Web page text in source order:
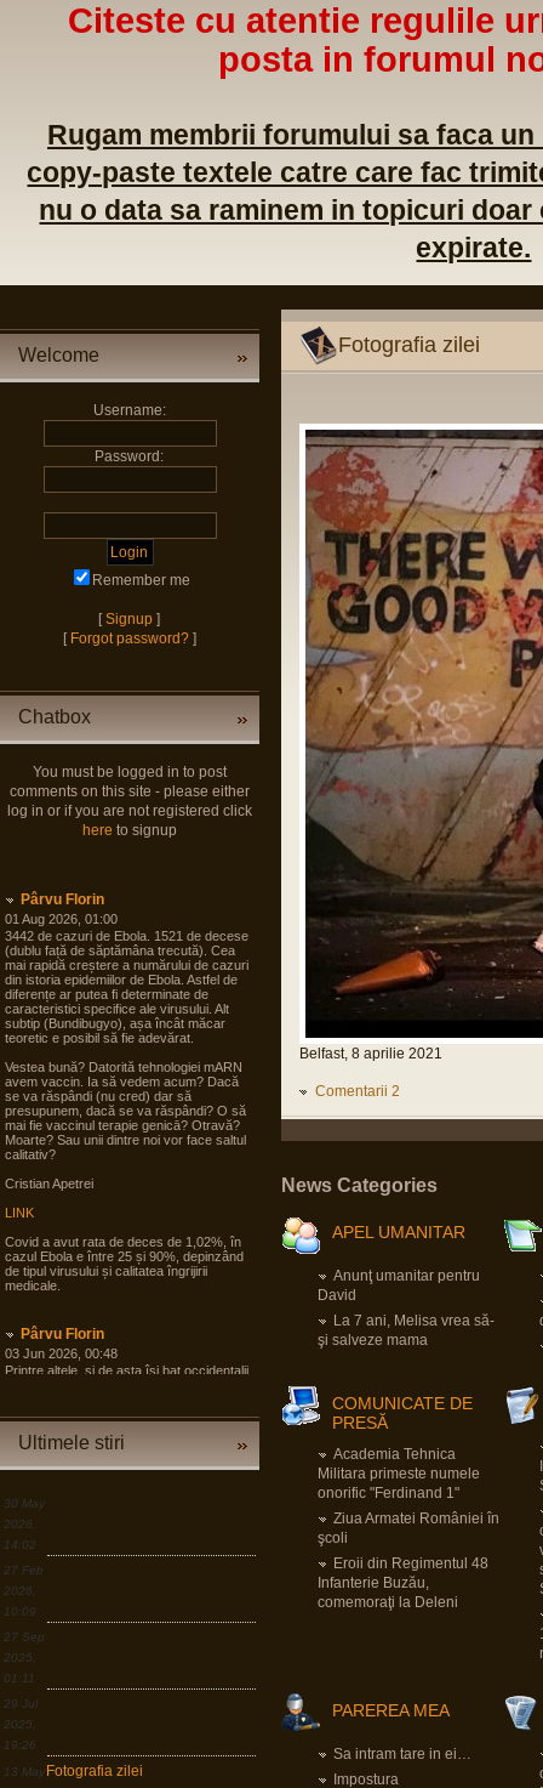
Citeste cu atentie regulile
posta in forumul
Rugam membrii forumului sa faca
copy-paste textele catre care fac
nu o data sa raminem in topicuri
expirate.
Welcome
Username:
Password:
Remember me
[Signup ]
[ Forgot password? ]
Chatbox
You must be logged in to post
comments on this site - please either
log in or if you are not registered click
here to signup
Pârvu Florin
01 Aug 2026, 01:00
3442 de cazuri de Ebola. 1521 de decese
(dublu față de săptămâna trecută). Cea
mai rapidă creștere a numărului de cazuri
din istoria epidemiilor de Ebola. Astfel de
diferențe ar putea fi determinate de
caracteristici specifice ale virusului. Alt
subtip (Bundibugyo), așa încât măcar
teoretic e posibil să fie adevărat.
Vestea bună? Datorită tehnologiei mARN
avem vaccin. Ia să vedem acum? Dacă
se va răspândi (nu cred) dar să
presupunem, dacă se va răspândi? O să
mai fie vaccinul terapie genicā? Otravă?
Moarte? Sau unii dintre noi vor face saltul
calitativ?
Cristian Apetrei
LINK
Covid a avut rata de deces de 1,02%, în
cazul Ebola e între 25 și 90%, depinzând
de tipul virusului și calitatea îngrijirii
medicale.
Pârvu Florin
03 Jun 2026, 00:48
Printre altele, și de asta își bat occidentalii
se pregătesc pentru tot ce poate fi mai rău
segmente din societate, noi încă
izbucnește războiul cea mai bună resursă
LINK
Pârvu Florin
19 Mar 2026, 00:50
Down to Earth: The Astronaut’s
Perspective
LINK
Pârvu Florin
30 Dec 2025, 18:17
Dacă e ceva ce am învățat în viața asta,
după lecția numărul unu: ține aproape de
cei care te iubesc, e faptul că o criză e în
Ultimele stiri
30 May
2026,
14:02
27 Feb
2026,
10:09
27 Sep
2025,
01:11
29 Jul
2025,
19:26
13 May Fotografia zilei
Fotografia zilei
Belfast, 8 aprilie 2021
Comentarii 2
News Categories
APEL UMANITAR
Anunţ umanitar pentru
David
La 7 ani, Melisa vrea să-
şi salveze mama
COMUNICATE DE
PRESĂ
Academia Tehnica
Militara primeste numele
onorific "Ferdinand 1"
Ziua Armatei României în
şcoli
Eroii din Regimentul 48
Infanterie Buzău,
comemoraţi la Deleni
PAREREA MEA
Sa intram tare in ei…
Impostura